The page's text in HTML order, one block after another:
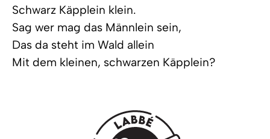
Schwarz Käpplein klein.
Sag wer mag das Männlein sein,
Das da steht im Wald allein
Mit dem kleinen, schwarzen Käpplein?